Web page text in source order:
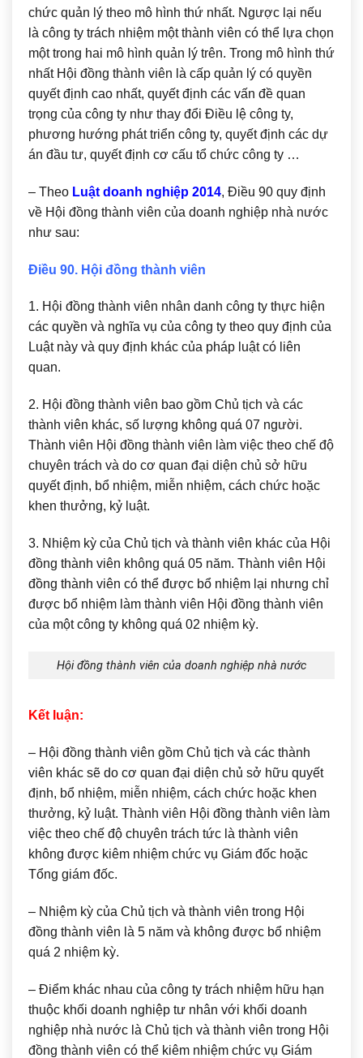
chức quản lý theo mô hình thứ nhất. Ngược lại nếu
là công ty trách nhiệm một thành viên có thể lựa chọn
một trong hai mô hình quản lý trên. Trong mô hình thứ
nhất Hội đồng thành viên là cấp quản lý có quyền
quyết định cao nhất, quyết định các vấn đề quan
trọng của công ty như thay đổi Điều lệ công ty,
phương hướng phát triển công ty, quyết định các dự
án đầu tư, quyết định cơ cấu tổ chức công ty …
– Theo Luật doanh nghiệp 2014, Điều 90 quy định
về Hội đồng thành viên của doanh nghiệp nhà nước
như sau:
Điều 90. Hội đồng thành viên
1. Hội đồng thành viên nhân danh công ty thực hiện
các quyền và nghĩa vụ của công ty theo quy định của
Luật này và quy định khác của pháp luật có liên
quan.
2. Hội đồng thành viên bao gồm Chủ tịch và các
thành viên khác, số lượng không quá 07 người.
Thành viên Hội đồng thành viên làm việc theo chế độ
chuyên trách và do cơ quan đại diện chủ sở hữu
quyết định, bổ nhiệm, miễn nhiệm, cách chức hoặc
khen thưởng, kỷ luật.
3. Nhiệm kỳ của Chủ tịch và thành viên khác của Hội
đồng thành viên không quá 05 năm. Thành viên Hội
đồng thành viên có thể được bổ nhiệm lại nhưng chỉ
được bổ nhiệm làm thành viên Hội đồng thành viên
của một công ty không quá 02 nhiệm kỳ.
Hội đồng thành viên của doanh nghiệp nhà nước
Kết luận:
– Hội đồng thành viên gồm Chủ tịch và các thành
viên khác sẽ do cơ quan đại diện chủ sở hữu quyết
định, bổ nhiệm, miễn nhiệm, cách chức hoặc khen
thưởng, kỷ luật. Thành viên Hội đồng thành viên làm
việc theo chế độ chuyên trách tức là thành viên
không được kiêm nhiệm chức vụ Giám đốc hoặc
Tổng giám đốc.
– Nhiệm kỳ của Chủ tịch và thành viên trong Hội
đồng thành viên là 5 năm và không được bổ nhiệm
quá 2 nhiệm kỳ.
– Điểm khác nhau của công ty trách nhiệm hữu hạn
thuộc khối doanh nghiệp tư nhân với khối doanh
nghiệp nhà nước là Chủ tịch và thành viên trong Hội
đồng thành viên có thể kiêm nhiệm chức vụ Giám